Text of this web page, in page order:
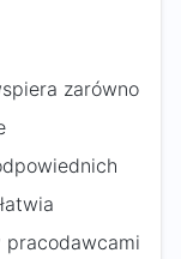
zarówno
pracodawcami